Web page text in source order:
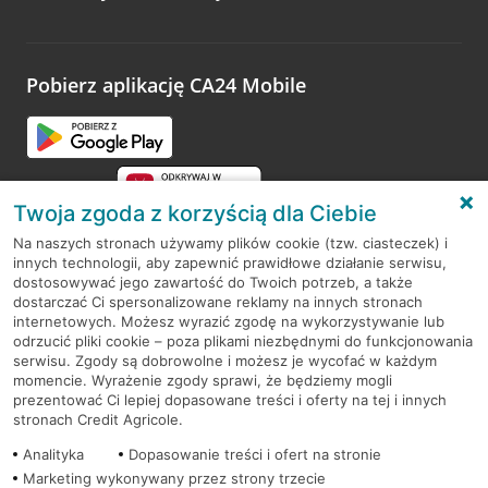
opinie.
Pobierz aplikację CA24 Mobile
RODO
Regulamin serwisu
Mapa serwisu
PolitykaCookies
Twoja zgoda z korzyścią dla Ciebie
Na naszych stronach używamy plików cookie (tzw. ciasteczek) i
innych technologii, aby zapewnić prawidłowe działanie serwisu,
dostosowywać jego zawartość do Twoich potrzeb, a także
dostarczać Ci spersonalizowane reklamy na innych stronach
internetowych. Możesz wyrazić zgodę na wykorzystywanie lub
odrzucić pliki cookie – poza plikami niezbędnymi do funkcjonowania
serwisu. Zgody są dobrowolne i możesz je wycofać w każdym
momencie. Wyrażenie zgody sprawi, że będziemy mogli
prezentować Ci lepiej dopasowane treści i oferty na tej i innych
stronach Credit Agricole.
Analityka
Dopasowanie treści i ofert na stronie
Marketing wykonywany przez strony trzecie